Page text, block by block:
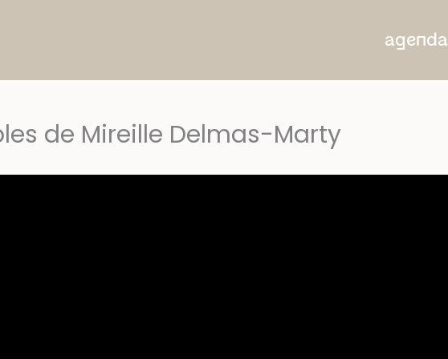
agenda
de Mireille Delmas-Marty